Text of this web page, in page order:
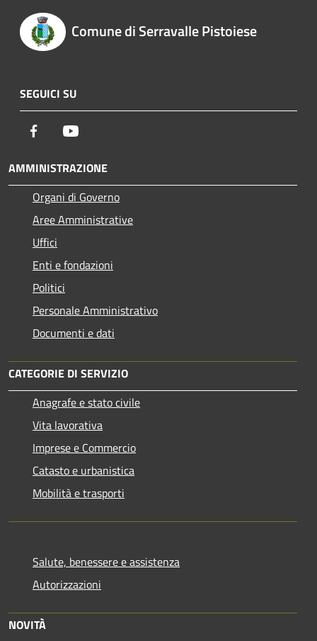
Comune di Serravalle Pistoiese
SEGUICI SU
Facebook
AMMINISTRAZIONE
Organi di Governo
Aree Amministrative
Uffici
Enti e fondazioni
Politici
Personale Amministrativo
Documenti e dati
CATEGORIE DI SERVIZIO
Anagrafe e stato civile
Vita lavorativa
Imprese e Commercio
Catasto e urbanistica
Mobilità e trasporti
Salute, benessere e assistenza
Autorizzazioni
NOVITÀ